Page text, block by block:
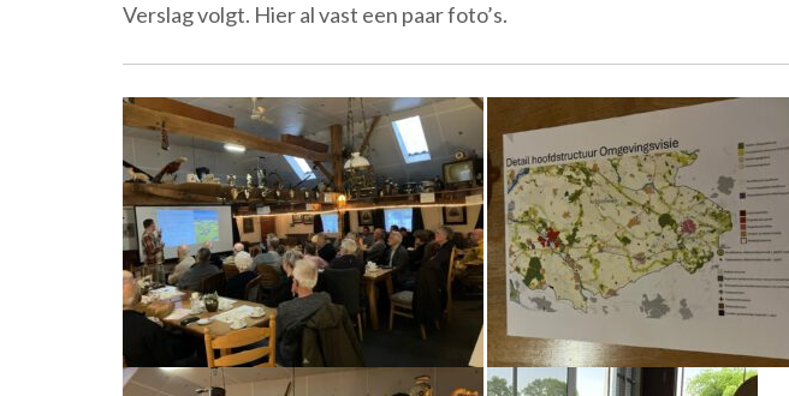
Verslag volgt. Hier al vast een paar foto’s.